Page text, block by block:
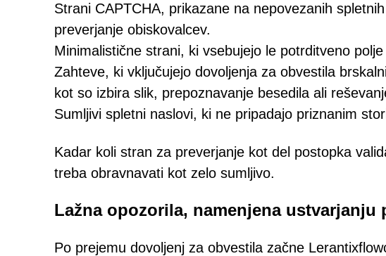
Strani CAPTCHA, prikazane na nepovezanih
preverjanje obiskovalcev.
Minimalistične strani, ki vsebujejo le potrditveno
Zahteve, ki vključujejo dovoljenja za obvestila
kot so izbira slik, prepoznavanje besedila ali
Sumljivi spletni naslovi, ki ne pripadajo priznanim
Kadar koli stran za preverjanje kot del postopka
treba obravnavati kot zelo sumljivo.
Lažna opozorila, namenjena ustvarjanju
Po prejemu dovoljenj za obvestila začne